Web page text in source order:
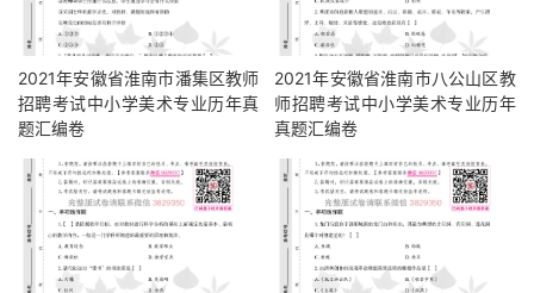
2021年安徽省淮南市潘集区教师
招聘考试中小学美术专业历年真
题汇编卷
2021年安徽省淮南市八公山区教
师招聘考试中小学美术专业历年
真题汇编卷